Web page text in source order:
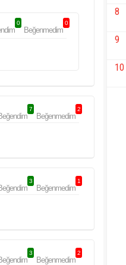
0
Beğenmedim
0
7
Beğenmedim
2
3
Beğenmedim
1
3
Beğenmedim
2
8
9
10